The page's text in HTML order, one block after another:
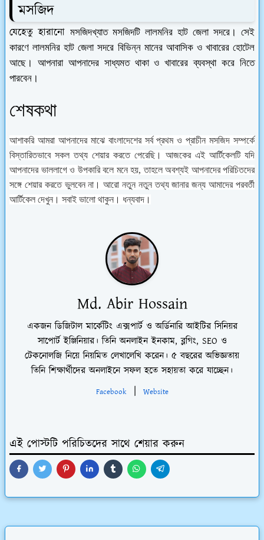
মসজিদ
যেহেতু হারানো মসজিদখ্যাত মসজিদটি লালমনির হাট জেলা সদরে। সেই
কারণে লালমনির হাট জেলা সদরে বিভিন্ন মানের আবাসিক ও খাবারের হোটেল
আছে। আপনারা আপনাদের সাধ্যমত থাকা ও খাবারের ব্যবস্থা করে নিতে
পারবেন।
শেষকথা
আশাকরি আমরা আপনাদের মাঝেবাংলাদেশের সর্ব প্রথম ও প্রাচীন মসজিদ সম্পর্কে
বিস্তারিতভাবে সকল তথ্য শেয়ার করতে পেরেছি। আজকের এই আর্টিকেলটি যদি
আপনাদের ভাললাগে ও উপকারি বলে মনে হয়, তাহলে অবশ্যই আপনাদের পরিচিতদের
সঙ্গে শেয়ার করতে ভুলবেন না। আরো নতুন নতুন তথ্য জানার জন্য আমাদের পরবর্তী
আর্টিকেল দেখুন। সবাই ভালো থাকুন। ধন্যবাদ।
Md. Abir Hossain
একজন ডিজিটাল মার্কেটিং এক্সপার্ট ও অর্ডিনারি আইটির সিনিয়র
সাপোর্ট ইঞ্জিনিয়ার। তিনি অনলাইন ইনকাম, ব্লগিং, SEO ও
টেকনোলজি নিয়ে নিয়মিত লেখালেখি করেন। ৫ বছরের অভিজ্ঞতায়
তিনি শিক্ষার্থীদের অনলাইনে সফল হতে সহায়তা করে যাচ্ছেন।
Facebook | Website
এই পোস্টটি পরিচিতদের সাথে শেয়ার করুন